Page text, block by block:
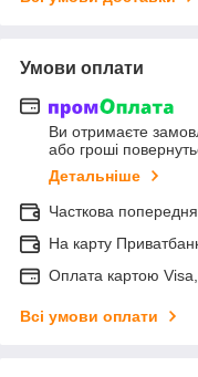
Умови оплати
Ви отримаєте
або гроші
Детальніше
Часткова
На карту
Оплата картою
Всі умови оплати